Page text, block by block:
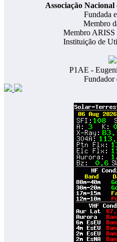
​Associação
Fundada
Membro
Membro
Instituição de
P1AE -
Fundador